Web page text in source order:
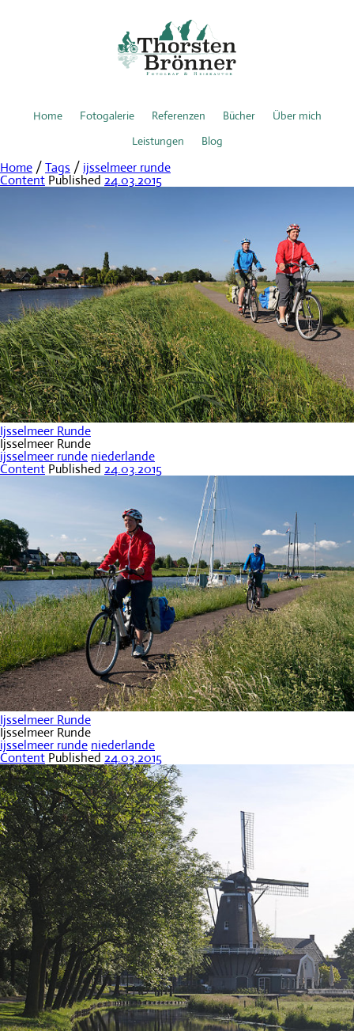
Home Fotogalerie Referenzen Bücher
Über mich
Leistungen
Blog
Home /Tags / ijsselmeer runde
Content Published 24.03.2015
Ijsselmeer Runde
Ijsselmeer Runde
ijsselmeer runde niederlande
Content Published 24.03.2015
Ijsselmeer Runde
Ijsselmeer Runde
ijsselmeer runde niederlande
Content Published 24.03.2015